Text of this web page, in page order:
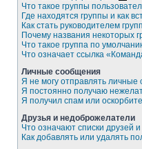
Что такое группы
Где находятся группы и как
Как стать руководителем
Почему названия некоторых
Что такое группа по
Что означает ссылка
Личные сообщения
Я не могу отправлять личные
Я постоянно получаю
Я получил спам или
Друзья и недоброжелатели
Что означают списки друзей
Как добавлять или удалять